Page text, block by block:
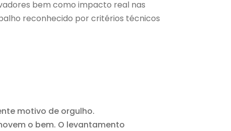
bem como impacto real nas
reconhecido por critérios técnicos
motivo de orgulho.
o bem. O levantamento